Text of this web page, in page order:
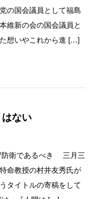
の国会議員として福島
維新の会の国会議員と
想いやこれから進 […]
ない
防衛であるべき 三月三
命教授の村井友秀氏が
タイトルの寄稿をして